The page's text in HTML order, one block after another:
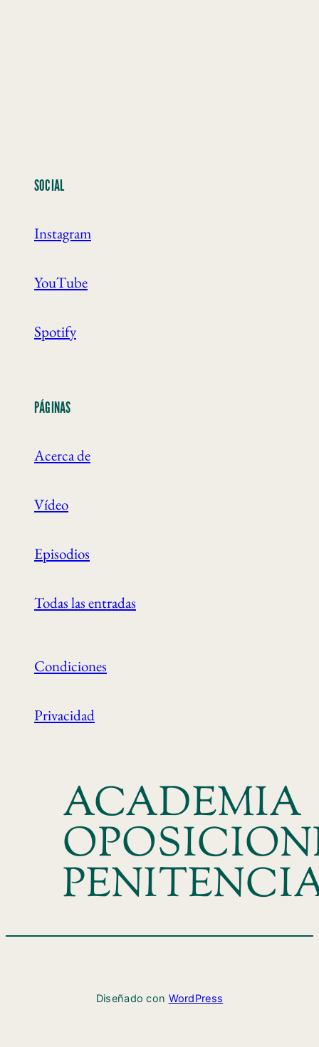
SOCIAL
Instagram
YouTube
Spotify
PÁGINAS
Acerca de
Vídeo
Episodios
Todas las entradas
Condiciones
Privacidad
ACADEMIA
Diseñado con WordPress